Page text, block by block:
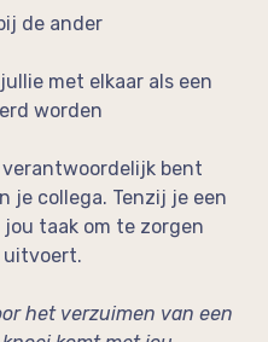
de ander
met elkaar als een
worden
bent
je collega. Tenzij je een
taak om te zorgen
uitvoert.
het verzuimen van een